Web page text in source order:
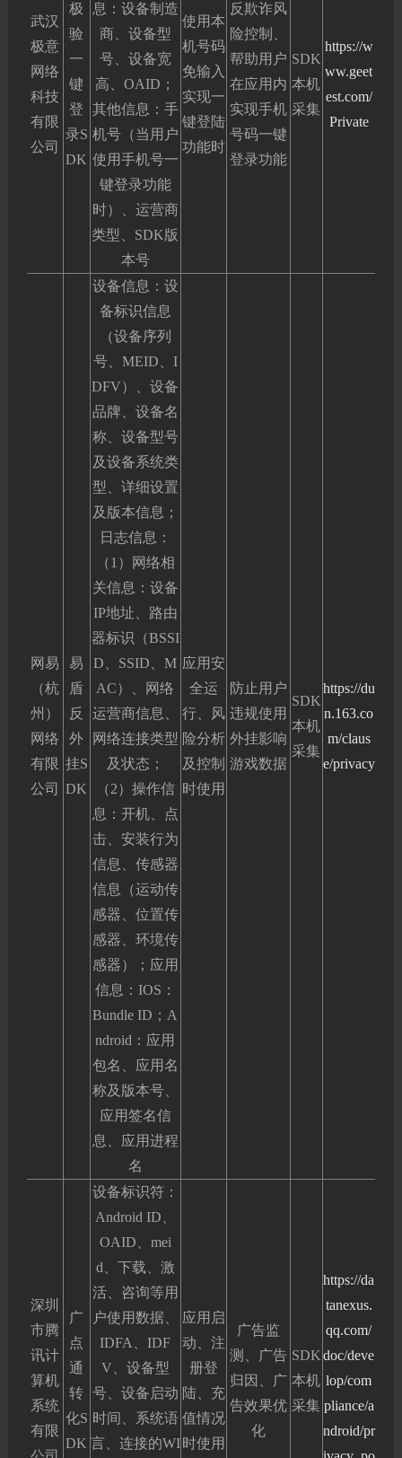
武汉
极意
网络
科技
有限
公司
极
验
一
键
登
录S
DK
息：设备制造
商、设备型
号、设备宽
高、OAID；
其他信息：手
机号（当用户
使用手机号一
键登录功能
时）、运营商
类型、SDK版
本号
使用本
机号码
免输入
实现一
键登陆
功能时
反欺诈风
险控制、
帮助用户
在应用内
实现手机
号码一键
登录功能
SDK
本机
采集
https://w
ww.geet
est.com/
Private
网易
（杭
州）
网络
有限
公司
易
盾
反
外
挂S
DK
设备信息：设
备标识信息
（设备序列
号、MEID、I
DFV）、设备
品牌、设备名
称、设备型号
及设备系统类
型、详细设置
及版本信息；
日志信息：
（1）网络相
关信息：设备
IP地址、路由
器标识（BSSI
D、SSID、M
AC）、网络
运营商信息、
网络连接类型
及状态；
（2）操作信
息：开机、点
击、安装行为
信息、传感器
信息（运动传
感器、位置传
感器、环境传
感器）；应用
信息：IOS：
Bundle ID；A
ndroid：应用
包名、应用名
称及版本号、
应用签名信
息、应用进程
名
应用安
全运
行、风
险分析
及控制
时使用
防止用户
违规使用
外挂影响
游戏数据
SDK
本机
采集
https://du
n.163.co
m/claus
e/privacy
深圳
市腾
讯计
算机
系统
有限
广
点
通
转
化S
DK
设备标识符：
Android ID、
OAID、mei
d、下载、激
活、咨询等用
户使用数据、
IDFA、IDF
V、设备型
号、设备启动
时间、系统语
言、连接的WI
应用启
动、注
册登
陆、充
值情况
时使用
广告监
测、广告
归因、广
告效果优
化
SDK
本机
采集
https://da
tanexus.
qq.com/
doc/deve
lop/com
pliance/a
ndroid/pr